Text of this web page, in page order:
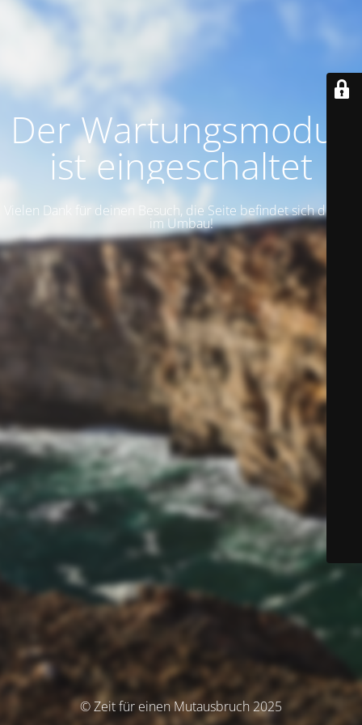
Der Wartungsmodus
ist eingeschaltet
Vielen Dank für deinen Besuch, die Seite befindet sich derzeit
im Umbau!
© Zeit für einen Mutausbruch 2025